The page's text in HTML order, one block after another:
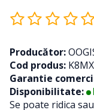
Producător:
Cod produs:
Garantie
Disponibilitate:
Se poate ridica